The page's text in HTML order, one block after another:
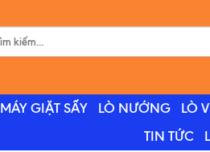
MÁY GIẶT SẤY LÒ NƯỚNG LÒ
TIN TỨC